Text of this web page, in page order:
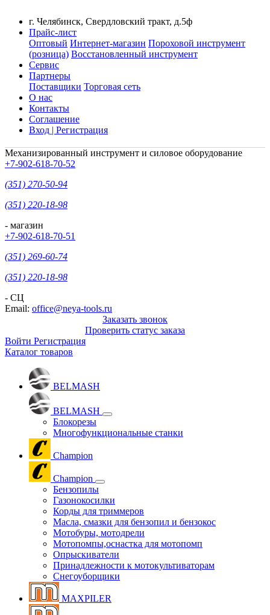
г. Челябинск, Свердловский тракт, д.5ф
Прайс-лист
Оптовый Интернет-магазин Пороховой инструмент
(розница) Восстановленный инструмент
Сервис
Партнеры
Поставщики Торговая сеть
О нас
Контакты
Соглашение
Вход | Регистрация
Механизированный инструмент и силовое оборудование
+7-902-618-70-52
(351) 270-50-94
(351) 220-18-98
- магазин
+7-902-618-70-51
(351) 269-60-74
(351) 220-18-98
- СЦ
Email: office@neya-tools.ru
Заказать звонок
Проверить статус заказа
Войти Регистрация
Каталог товаров
BELMASH
BELMASH
Блокорезы
Многофункциональные станки
Champion
Champion
Бензопилы
Газонокосилки
Корды для триммеров
Масла, смазки для бензопил и бензокос
Мотобуры, мотодрели
Мотопомпы,оснастка для мотопомп
Опрыскиватели
Принадлежности к мотокультиваторам
Снегоуборщики
MAXPILER